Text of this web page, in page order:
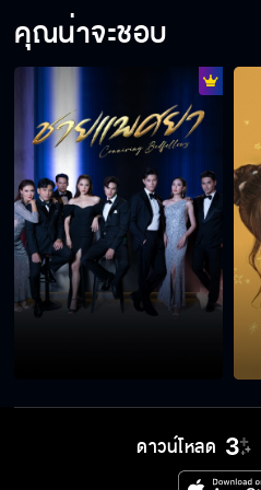
คุณน่าจะชอบ
ดาวน์โหลด